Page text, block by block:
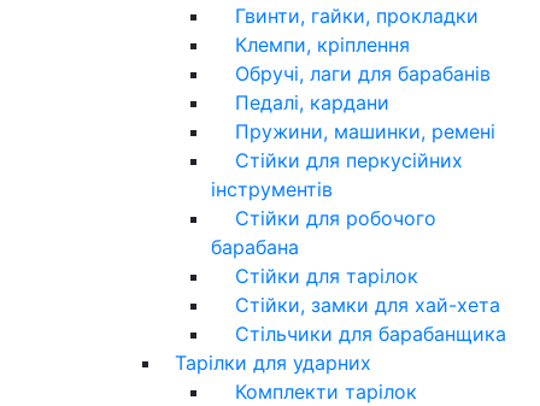
Гвинти, гайки, прокладки
Клемпи, кріплення
Обручі, лаги для барабанів
Педалі, кардани
Пружини, машинки, ремені
Стійки для перкусійних
інструментів
Стійки для робочого
барабана
Стійки для тарілок
Стійки, замки для хай-хета
Стільчики для барабанщика
Тарілки для ударних
Комплекти тарілок